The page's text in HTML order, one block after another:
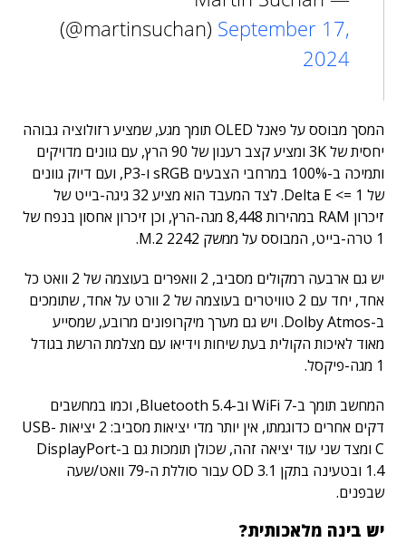
(@martinsuchan) September 17,
2024
המסך מבוסס על פאנל OLED תומך מגע, שמציע רזולוציה גבוהה
יחסית של 3K ומציע קצב רענון של 90 הרץ, עם גוונים מדויקים
ותמיכה ב-100% במרחבי הצבעים sRGB ו-P3, ועם דיוק גוונים
של Delta E <= 1. לצד המעבד הוא מציע 32 גיגה-בייט של
זיכרון RAM במהירות 8,448 מגה-הרץ, וכן זיכרון אחסון בנפח של
1 טרה-בייט, המבוסס על ממשק M.2 2242.
יש גם ארבעה רמקולים מסביב, 2 וואפרים בעוצמה של 2 וואט כל
אחד, יחד עם 2 טוויטרים בעוצמה של 2 וורט על אחד, שתומכים
ב-Dolby Atmos. ויש גם מערך מיקרופונים מרובע, שמסייע
מאוד לאיכות הקולית בעת שיחות וידיאו עם מצלמת הרשת בגודל
1 מגה-פיקסל.
המחשב תומך ב-WiFi 7 וב-Bluetooth 5.4, וכמו במחשבים
דקים אחרים כדוגמתו, אין יותר מדי יציאות מסביב: 2 יציאות USB-
C ומצד שני עוד יציאה זהה, שכולן תומכות גם ב-DisplayPort
1.4 ובטעינה בתקן OD 3.1 עבור סוללת ה-79 וואט/שעה
שבפנים.
יש בינה מלאכותית?